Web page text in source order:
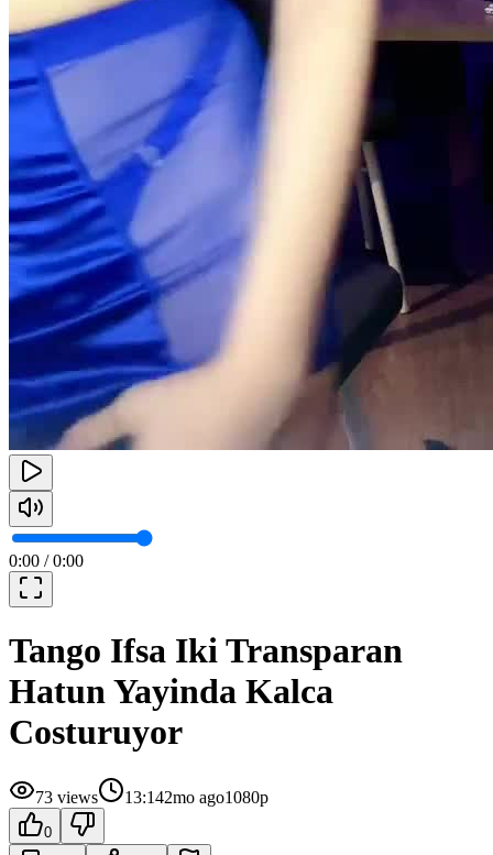
0:00 /0:00
Tango Ifsa Iki Transparan
Hatun Yayinda Kalca
Costuruyor
73 views 13:142mo ago1080p
0